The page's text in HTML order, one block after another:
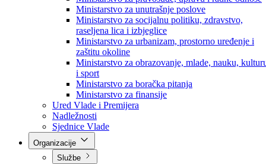
Ministarstva
Ministarstvo za privredu
Ministarstvo za pravosuđe, upravu i radne odnose
Ministarstvo za unutrašnje poslove
Ministarstvo za socijalnu politiku, zdravstvo,
raseljena lica i izbjeglice
Ministarstvo za urbanizam, prostorno uređenje i
zaštitu okoline
Ministarstvo za obrazovanje, mlade, nauku,
i sport
Ministarstvo za boračka pitanja
Ministarstvo za finansije
Ured Vlade i Premijera
Nadležnosti
Sjednice Vlade